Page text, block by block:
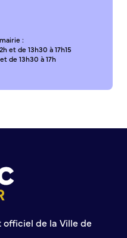
:
et de 13h30 à 17h15
de 13h30 à 17h
officiel de la Ville de